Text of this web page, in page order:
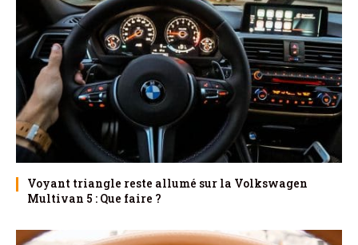
Voyant triangle reste allumé sur la Volkswagen
Multivan 5 : Que faire ?